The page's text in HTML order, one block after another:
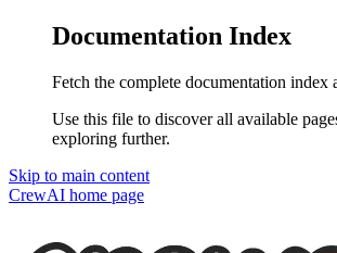
Documentation Index
Fetch the complete documentation index
Use this file to discover all available
exploring further.
Skip to main content
CrewAI home page